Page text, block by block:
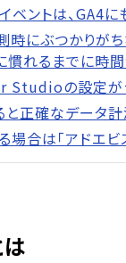
ントは、GA4に
時にぶつかりが
れるまでに時
の設定が
正確なデータ
合は「アドエビ